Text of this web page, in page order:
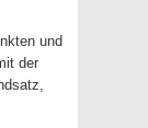
und
der